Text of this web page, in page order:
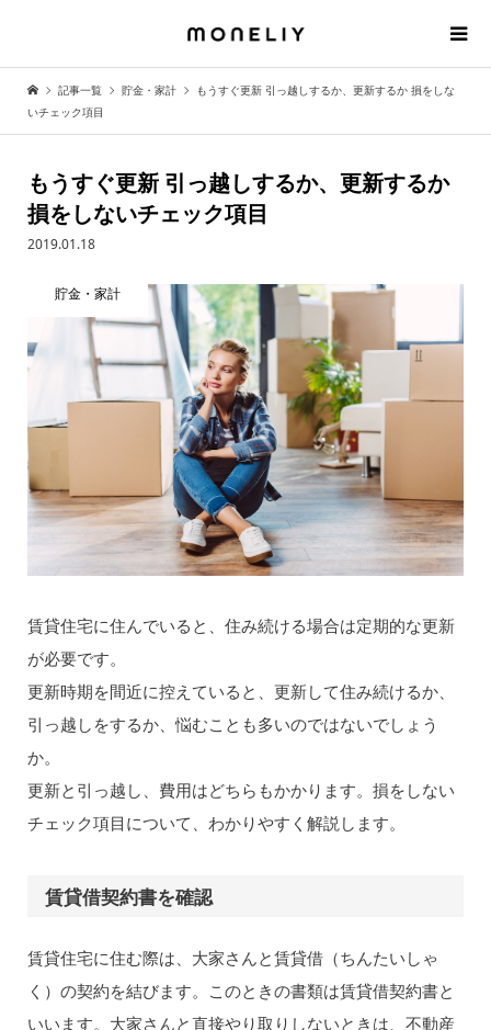
記事一覧 貯金・家計
もうすぐ更新 引っ越しするか、更新するか 損をしな
いチェック項目
もうすぐ更新 引っ越しするか、更新するか
損をしないチェック項目
2019.01.18
貯金・家計
賃貸住宅に住んでいると、住み続ける場合は定期的な更新
が必要です。
更新時期を間近に控えていると、更新して住み続けるか、
引っ越しをするか、悩むことも多いのではないでしょう
か。
更新と引っ越し、費用はどちらもかかります。損をしない
チェック項目について、わかりやすく解説します。
賃貸借契約書を確認
賃貸住宅に住む際は、大家さんと賃貸借（ちんたいしゃ
く）の契約を結びます。このときの書類は賃貸借契約書と
いいます。大家さんと直接やり取りしないときは、不動産